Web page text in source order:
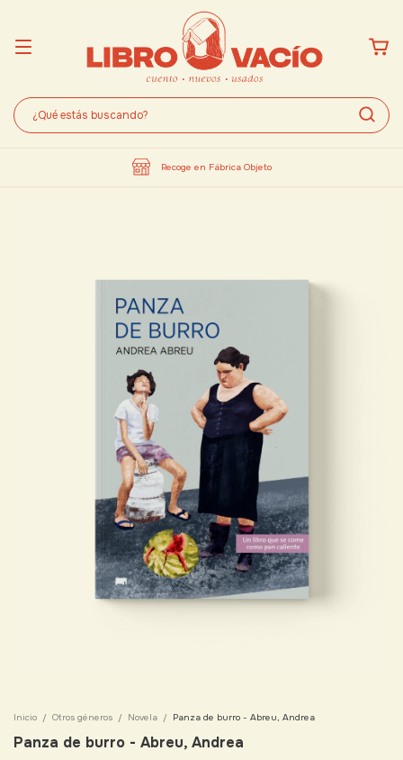
Recoge en Fábrica Objeto
Inicio / Otros géneros / Novela / Panza de burro - Abreu, Andrea
Panza de burro - Abreu, Andrea